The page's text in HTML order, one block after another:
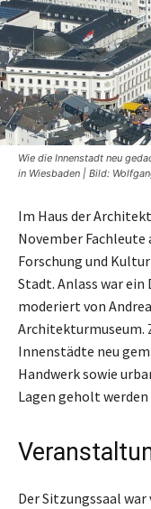
Wie die Innenstadt neu
in Wiesbaden | Bild:
Im Haus der
November
Forschung und
Stadt. Anlass war ein
moderiert von
Architekturmuseum.
Innenstädte neu
Handwerk sowie
Lagen geholt werden
Der Sitzungssaal